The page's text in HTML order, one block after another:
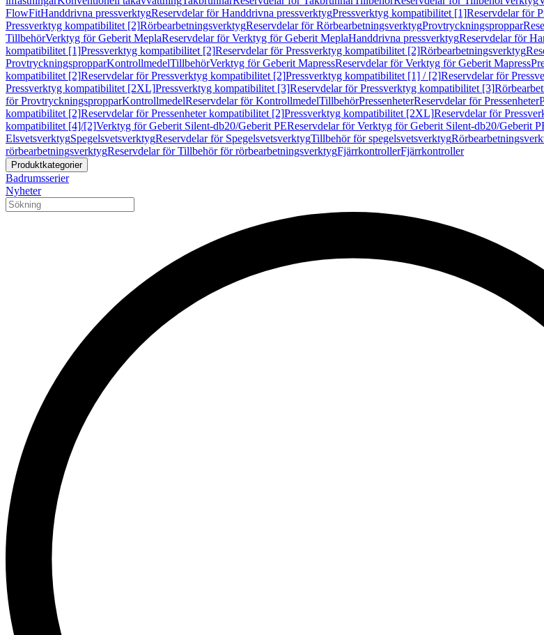
FlowFitHanddrivna pressverktygReservdelar för Handdrivna pressverktygPressverktyg kompatibilitet [1]Reservdelar för
Pressverktyg kompatibilitet [2]RörbearbetningsverktygReservdelar för RörbearbetningsverktygProvtryckningsproppar
TillbehörVerktyg för Geberit MeplaReservdelar för Verktyg för Geberit MeplaHanddrivna pressverktygReservdelar för
kompatibilitet [1]Pressverktyg kompatibilitet [2]Reservdelar för Pressverktyg kompatibilitet [2]Rörbearbetningsverktyg
ProvtryckningspropparKontrollmedelTillbehörVerktyg för Geberit MapressReservdelar för Verktyg för Geberit Mapress
kompatibilitet [2]Reservdelar för Pressverktyg kompatibilitet [2]Pressverktyg kompatibilitet [1] / [2]Reservdelar för
Pressverktyg kompatibilitet [2XL]Pressverktyg kompatibilitet [3]Reservdelar för Pressverktyg kompatibilitet [3]
för ProvtryckningspropparKontrollmedelReservdelar för KontrollmedelTillbehörPressenheterReservdelar för Pressenheter
kompatibilitet [2]Reservdelar för Pressenheter kompatibilitet [2]Pressverktyg kompatibilitet [2XL]Reservdelar för
kompatibilitet [4]/[2]Verktyg för Geberit Silent-db20/Geberit PEReservdelar för Verktyg för Geberit Silent-db20/Geberit
ElsvetsverktygSpegelsvetsverktygReservdelar för SpegelsvetsverktygTillbehör för spegelsvetsverktyg
rörbearbetningsverktygReservdelar för Tillbehör för rörbearbetningsverktygFjärrkontrollerFjärrkontroller
Produktkategorier
Badrumsserier
Nyheter